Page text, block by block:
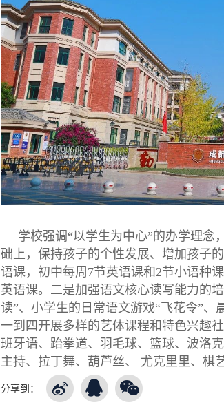
学校强调“以学生为中心”的办学理念
础上，保持孩子的个性发展、增加孩子
语课，初中每周7节英语课和2节小语种
英语课。二是加强语文核心读写能力的
读”、小学生的日常语文游戏“飞花令”
一到四开展多样的艺体课程和特色兴趣
班牙语、跆拳道、羽毛球、篮球、波洛
主持、拉丁舞、葫芦丝、 尤克里里、棋
分享到：